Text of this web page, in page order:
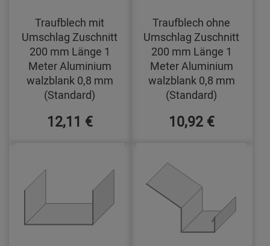
Traufblech mit
Umschlag Zuschnitt
200 mm Länge 1
Meter Aluminium
walzblank 0,8 mm
(Standard)
12,11 €
Traufblech ohne
Umschlag Zuschnitt
200 mm Länge 1
Meter Aluminium
walzblank 0,8 mm
(Standard)
10,92 €